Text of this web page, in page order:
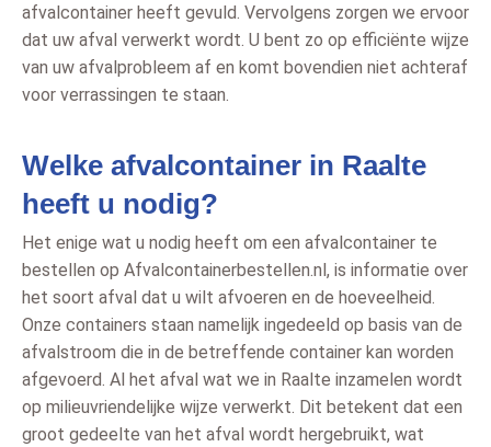
afvalcontainer heeft gevuld. Vervolgens zorgen we ervoor
dat uw afval verwerkt wordt. U bent zo op efficiënte wijze
van uw afvalprobleem af en komt bovendien niet achteraf
voor verrassingen te staan.
Welke afvalcontainer in Raalte
heeft u nodig?
Het enige wat u nodig heeft om een afvalcontainer te
bestellen op Afvalcontainerbestellen.nl, is informatie over
het soort afval dat u wilt afvoeren en de hoeveelheid.
Onze containers staan namelijk ingedeeld op basis van de
afvalstroom die in de betreffende container kan worden
afgevoerd. Al het afval wat we in Raalte inzamelen wordt
op milieuvriendelijke wijze verwerkt. Dit betekent dat een
groot gedeelte van het afval wordt hergebruikt, wat